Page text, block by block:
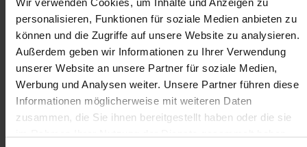
Wir verwenden Cookies, um Inhalte und Anzeigen zu
personalisieren, Funktionen für soziale Medien anbieten zu
können und die Zugriffe auf unsere Website zu analysieren.
Außerdem geben wir Informationen zu Ihrer Verwendung
unserer Website an unsere Partner für soziale Medien,
Werbung und Analysen weiter. Unsere Partner führen diese
Informationen möglicherweise mit weiteren Daten
zusammen, die Sie ihnen bereitgestellt haben oder die sie
7,99 € / St
7,99 €pro 1 Stück
inkl. 19% MwSt. zzgl. Versandkosten
Auf Lager
Lieferung voraussichtlich ab Dienstag, 11. August 2026